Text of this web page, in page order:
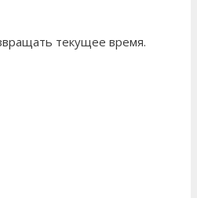
текущее время.